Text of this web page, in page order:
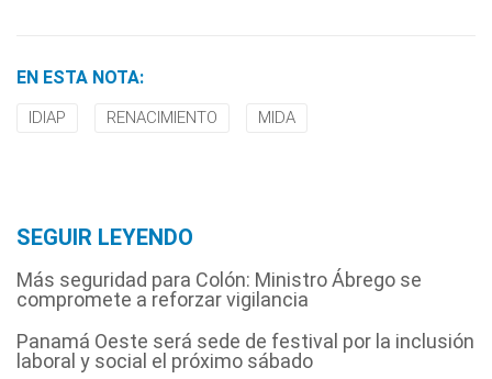
EN ESTA NOTA:
IDIAP RENACIMIENTO MIDA
SEGUIR LEYENDO
Más seguridad para Colón: Ministro Ábrego se
compromete a reforzar vigilancia
Panamá Oeste será sede de festival por la inclusión
laboral y social el próximo sábado